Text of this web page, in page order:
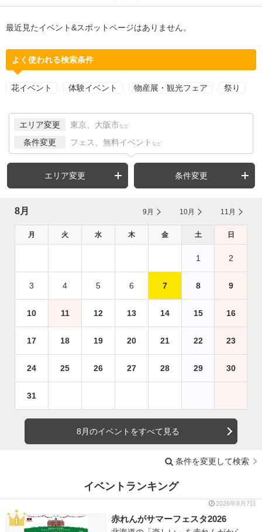
最近見たイベント&スポットページはありません。
よく使われる検索条件
花イベント 体験イベント 物産展・観光フェア 祭り
エリア変更 東京、大阪市 など
条件変更 フェス、無料イベント など
エリア変更 条件変更
8月 9月 10月 11月
月 火 水 木 金 土 日
1 2
3 4 5 6 7 8 9
10 11 12 13 14 15 16
17 18 19 20 21 22 23
24 25 26 27 28 29 30
31
8月のイベントをすべて見る
条件を変更して検索
イベントランキング
2026年8月7日
赤れんがサマーフェスタ2026